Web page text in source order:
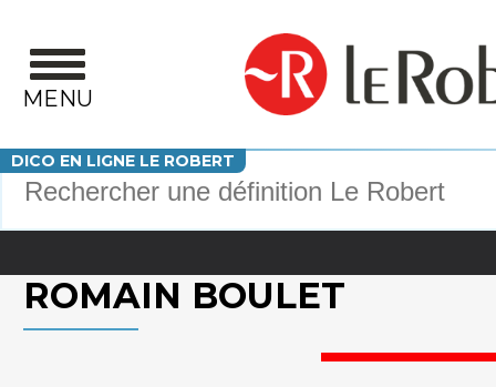
MENU
DICO EN LIGNE LE ROBERT
Votre recherche
ROMAIN BOULET